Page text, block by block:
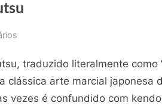
a
origem
do
traduzido literalmente como
clássica arte marcial japonesa
vezes é confundido com